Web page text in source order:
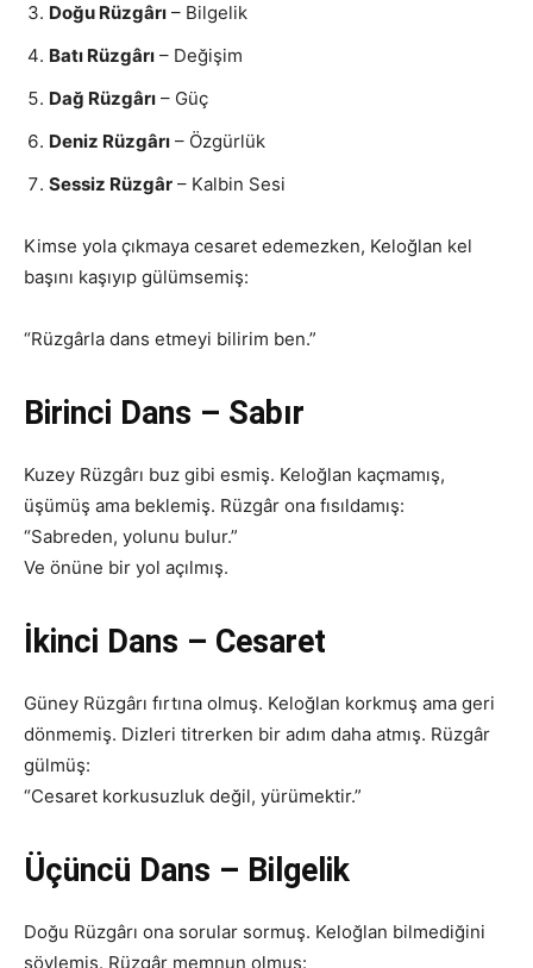
Doğu Rüzgârı – Bilgelik
Batı Rüzgârı – Değişim
Dağ Rüzgârı – Güç
Deniz Rüzgârı – Özgürlük
Sessiz Rüzgâr – Kalbin Sesi
Kimse yola çıkmaya cesaret edemezken, Keloğlan kel
başını kaşıyıp gülümsemiş:
“Rüzgârla dans etmeyi bilirim ben.”
Birinci Dans – Sabır
Kuzey Rüzgârı buz gibi esmiş. Keloğlan kaçmamış,
üşümüş ama beklemiş. Rüzgâr ona fısıldamış:
“Sabreden, yolunu bulur.”
Ve önüne bir yol açılmış.
İkinci Dans – Cesaret
Güney Rüzgârı fırtına olmuş. Keloğlan korkmuş ama geri
dönmemiş. Dizleri titrerken bir adım daha atmış. Rüzgâr
gülmüş:
“Cesaret korkusuzluk değil, yürümektir.”
Üçüncü Dans – Bilgelik
Doğu Rüzgârı ona sorular sormuş. Keloğlan bilmediğini
söylemiş. Rüzgâr memnun olmuş: